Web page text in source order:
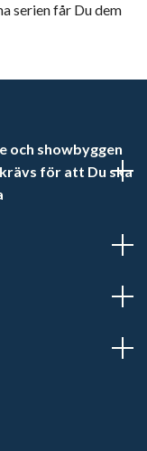
serien får Du dem
och showbyggen
för att Du ska